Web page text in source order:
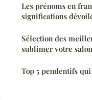
Les prénoms en
significations
Sélection des
sublimer votre salon
Top 5 pendentifs